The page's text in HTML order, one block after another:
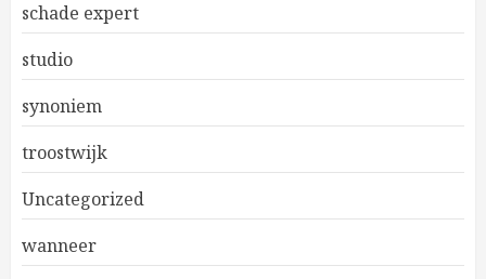
schade expert
studio
synoniem
troostwijk
Uncategorized
wanneer